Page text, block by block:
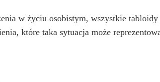
w życiu osobistym, wszystkie tabloidy
które taka sytuacja może